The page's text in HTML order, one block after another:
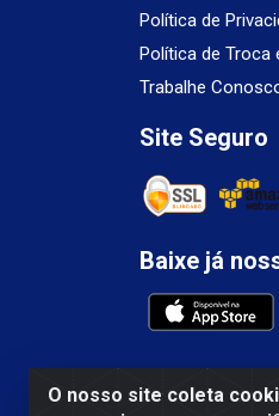
O nosso site coleta
Política de
Política de Troca
Trabalhe
Site Seguro
Baixe já